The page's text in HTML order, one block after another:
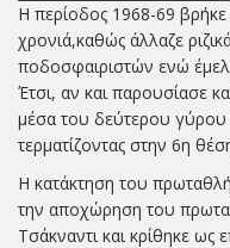
Η περίοδος 1968-69 βρήκε
χρονιά,καθώς άλλαζε
ποδοσφαιριστών ενώ
Έτσι, αν και παρουσίασε
μέσα του δεύτερου γύρου
τερματίζοντας στην 6η
Η κατάκτηση του
την αποχώρηση του
Τσάκναντι και κρίθηκε ως